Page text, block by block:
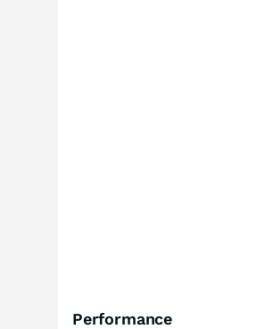
Performance